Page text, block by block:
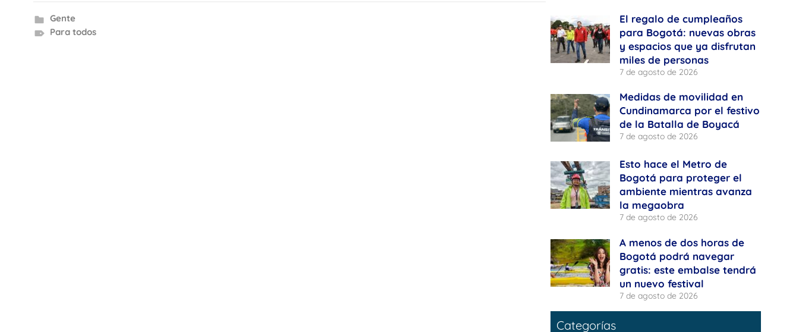
Gente
Para todos
El regalo de cumpleaños
para Bogotá: nuevas obras
y espacios que ya disfrutan
miles de personas
7 de agosto de 2026
Medidas de movilidad en
Cundinamarca por el festivo
de la Batalla de Boyacá
7 de agosto de 2026
Esto hace el Metro de
Bogotá para proteger el
ambiente mientras avanza
la megaobra
7 de agosto de 2026
A menos de dos horas de
Bogotá podrá navegar
gratis: este embalse tendrá
un nuevo festival
7 de agosto de 2026
Categorías